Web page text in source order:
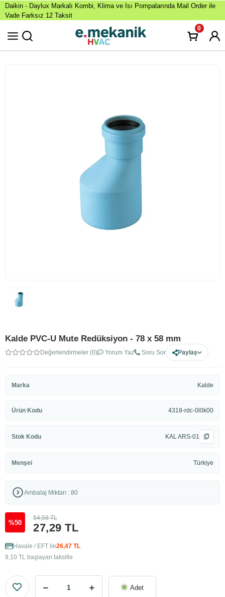
Daikin - Daylux Markalı Kombi, Klima ve Isı Pompalarında Mail Order ile
Vade Farksız 12 Taksit
0
Kalde PVC-U Mute Redüksiyon - 78 x 58 mm
Değerlendirmeler (0) Yorum Yaz Soru Sor Paylaş
Marka Kalde
Ürün Kodu 4318-rdc-0l0k00
Stok Kodu KAL ARS-01
Menşei Türkiye
Ambalaj Miktarı : 80
%50 27,29 TL
54,58 TL
Havale / EFT ile26,47 TL
9,10 TL başlayan taksitle
Adet